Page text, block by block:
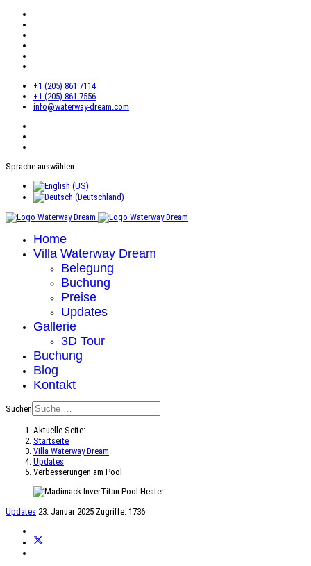
+1 (205) 861 7114
+1 (205) 861 7556
info@waterway-dream.com
Sprache auswählen
Home
Villa Waterway Dream
Belegung
Buchung
Preise
Updates
Gallerie
3D Tour
Buchung
Blog
Kontakt
Suchen
Aktuelle Seite:
Startseite
Villa Waterway Dream
Updates
Verbesserungen am Pool
Updates 23. Januar 2025 Zugriffe: 1736